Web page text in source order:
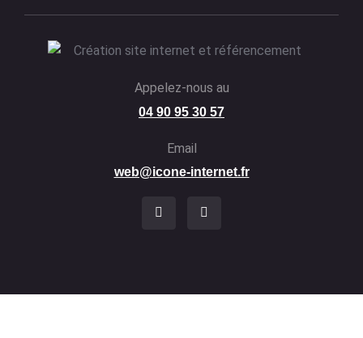
Appelez-nous au
04 90 95 30 57
Email
web@icone-internet.fr